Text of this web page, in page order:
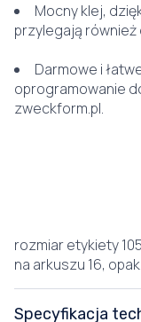
Mocny klej,
przylegają również
Darmowe i
oprogramowanie
zweckform.pl.
rozmiar etykiety
na arkuszu 16,
Specyfikacja